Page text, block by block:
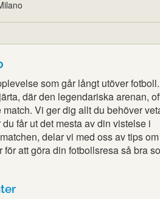
som går långt utöver fotboll.
där den legendariska arenan,
Vi ger dig allt du behöver
får ut det mesta av din vistelse i
delar vi med oss av tips om
att göra din fotbollsresa så bra